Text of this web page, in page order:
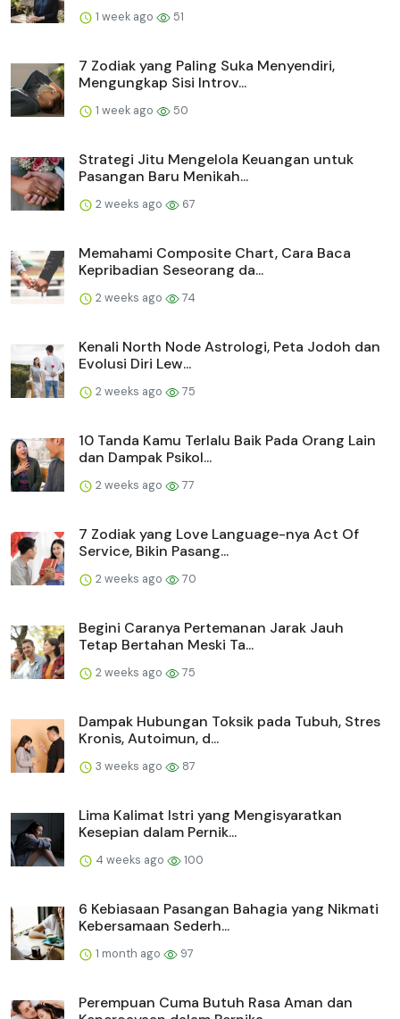
1 week ago 51
7 Zodiak yang Paling Suka Menyendiri,
Mengungkap Sisi Introv...
1 week ago 50
Strategi Jitu Mengelola Keuangan untuk
Pasangan Baru Menikah...
2 weeks ago 67
Memahami Composite Chart, Cara Baca
Kepribadian Seseorang da...
2 weeks ago 74
Kenali North Node Astrologi, Peta Jodoh dan
Evolusi Diri Lew...
2 weeks ago 75
10 Tanda Kamu Terlalu Baik Pada Orang Lain
dan Dampak Psikol...
2 weeks ago 77
7 Zodiak yang Love Language-nya Act Of
Service, Bikin Pasang...
2 weeks ago 70
Begini Caranya Pertemanan Jarak Jauh
Tetap Bertahan Meski Ta...
2 weeks ago 75
Dampak Hubungan Toksik pada Tubuh, Stres
Kronis, Autoimun, d...
3 weeks ago 87
Lima Kalimat Istri yang Mengisyaratkan
Kesepian dalam Pernik...
4 weeks ago 100
6 Kebiasaan Pasangan Bahagia yang Nikmati
Kebersamaan Sederh...
1 month ago 97
Perempuan Cuma Butuh Rasa Aman dan